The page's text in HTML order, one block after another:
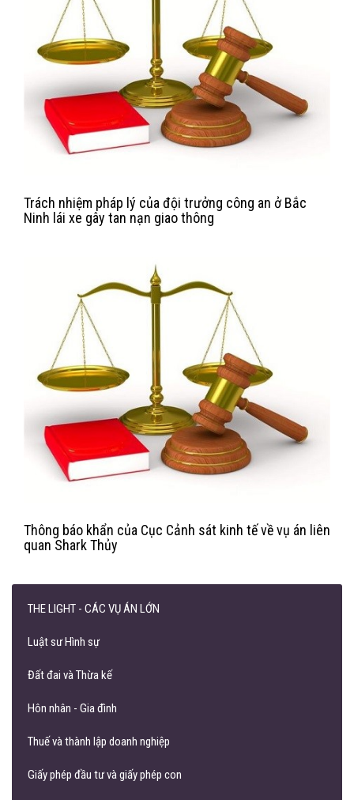
Trách nhiệm pháp lý của đội trưởng công an ở Bắc
Ninh lái xe gây tan nạn giao thông
Thông báo khẩn của Cục Cảnh sát kinh tế về vụ án liên
quan Shark Thủy
THE LIGHT - CÁC VỤ ÁN LỚN
Luật sư Hình sự
Đất đai và Thừa kế
Hôn nhân - Gia đình
Thuế và thành lập doanh nghiệp
Giấy phép đầu tư và giấy phép con